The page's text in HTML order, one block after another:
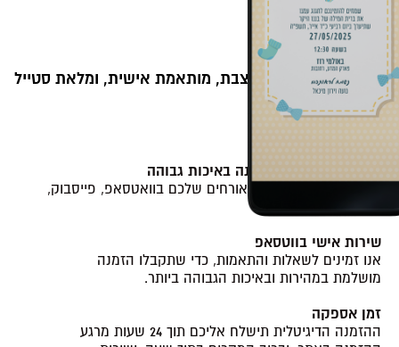
סגנון קלאסי
₪89
109
הזמנה דיגיטלית מעוצבת, מותאמת אישית, ומלאת סטייל
💫.
קובץ תמונה של ההזמנה באיכות גבוהה
לשיתוף קל ומהיר עם האורחים שלכם בוואטסאפ, פייסבוק,
שירות אישי בווטסאפ
אנו זמינים לשאלות והתאמות, כדי שתקבלו הזמנה
מושלמת במהירות ובאיכות הגבוהה ביותר.
זמן אספקה
ההזמנה הדיגיטלית תישלח אליכם תוך 24 שעות מרגע